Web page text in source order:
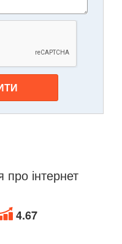
інтернет
4.67